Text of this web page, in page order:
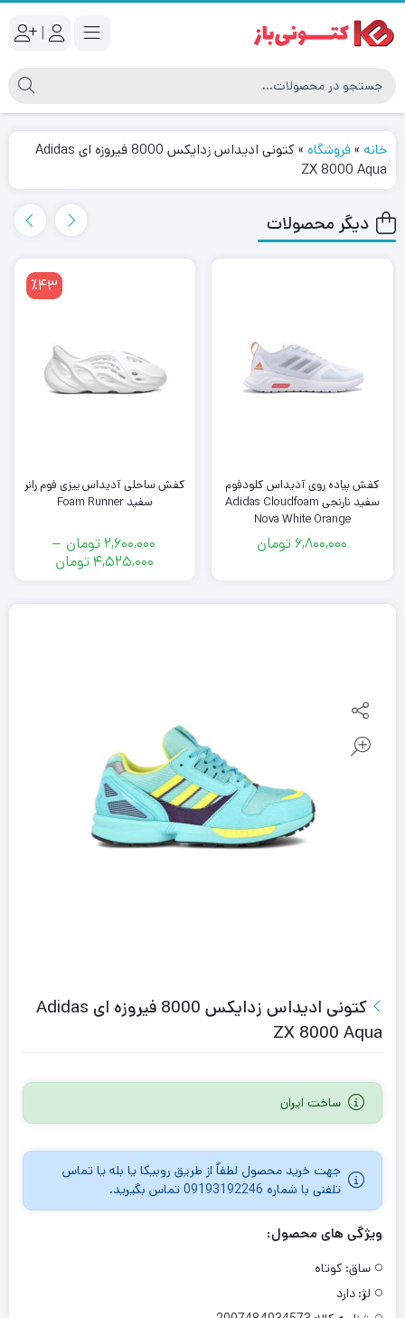
|
خانه »فروشگاه »
کتونی ادیداس زدایکس 8000 فیروزه ای Adidas
ZX 8000 Aqua
دیگر محصولات
کفش پیاده روی آدیداس کلودفوم
سفید نارنجی Adidas Cloudfoam
Nova White Orange
6,800,000 تومان
٪43
کفش ساحلی آدیداس ییزی فوم رانر
سفید Foam Runner
2,600,000 تومان –
4,525,000 تومان
کتونی ادیداس زدایکس 8000 فیروزه ای Adidas
ZX 8000 Aqua
ساخت ایران
جهت خرید محصول لطفاٌ از طریق روبیکا یا بله یا تماس
تلفنی با شماره 09193192246 تماس بگیرید.
ویژگی های محصول:
ساق: کوتاه
لژ: دارد